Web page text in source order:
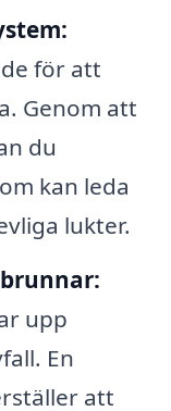
för att
Genom att
du
kan leda
lukter.
upp
En
att